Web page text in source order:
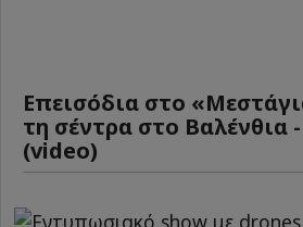
Επεισόδια στο
τη σέντρα στο
(video)